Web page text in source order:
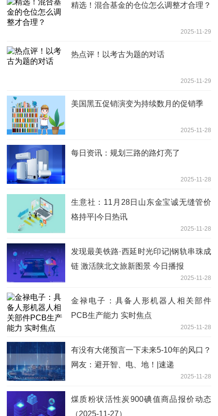
精选！混合基金的仓位怎么调整才合理？
2025-11-29
热点评！以考古为题的对话
2025-11-29
美国黑五促销演变为持续数月的促销季
2025-11-28
每日资讯：规划三路的路灯亮了
2025-11-28
生意社：11月28日山东金宝诚无缝管价
格持平|今日热讯
2025-11-28
发现最美铁路·西延时光印记|钢轨串珠成
链 激活陕北文旅新图景 今日播报
2025-11-28
金禄电子：具备人形机器人相关部件
PCB生产能力 实时焦点
2025-11-28
有没有大佬预言一下未来5-10年的风口？
网友：避开智、电、地！|速递
2025-11-28
煤质粉状活性炭900碘值商品报价动态
（2025-11-27）